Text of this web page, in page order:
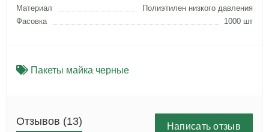
Материал
Полиэтилен низкого давления
Фасовка
1000 шт
Пакеты майка черные
Отзывов (13) Написать отзыв